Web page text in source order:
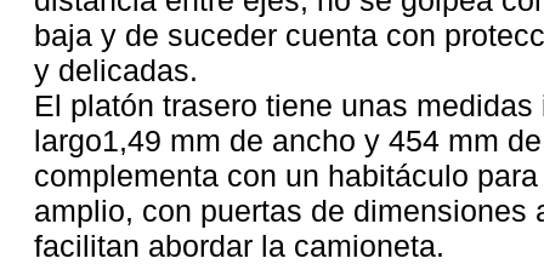
baja y de suceder cuenta con
y delicadas.
El platón trasero tiene unas
largo1,49 mm de ancho y 454 mm
complementa con un habitáculo
amplio, con puertas de dimensiones
facilitan abordar la camioneta.